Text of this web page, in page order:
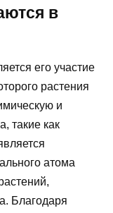
в
его участие
растения
и
такие как
атома
Благодаря